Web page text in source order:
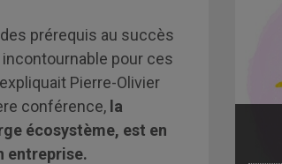
des prérequis au succès
pour ces
Pierre-Olivier
conférence, la
écosystème, est en
entreprise.